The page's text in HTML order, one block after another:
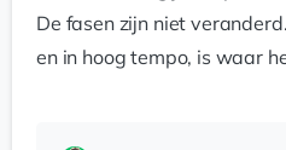
De fasen zijn niet
en in hoog tempo, is waar